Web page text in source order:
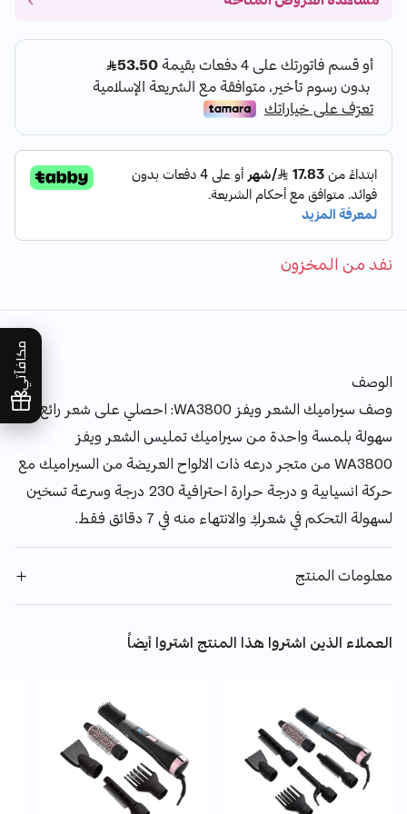
مكافآتي
نفد من المخزون
الوصف
وصف سيراميك الشعر ويفز WA3800: احصلي على شعر رائع بكل
سهولة بلمسة واحدة من سيراميك تمليس الشعر ويفز
WA3800 من متجر درعه ذات الالواح العريضة من السيراميك مع
حركة انسيابية و درجة حرارة احترافية 230 درجة وسرعة تسخين
لسهولة التحكم في شعركِ والانتهاء منه في 7 دقائق فقط.
معلومات المنتج
العملاء الذين اشتروا هذا المنتج اشتروا أيضاً